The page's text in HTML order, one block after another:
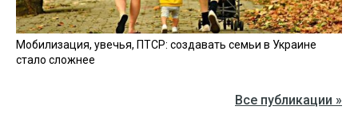
Мобилизация, увечья, ПТСР: создавать семьи в Украине
стало сложнее
Все публикации »